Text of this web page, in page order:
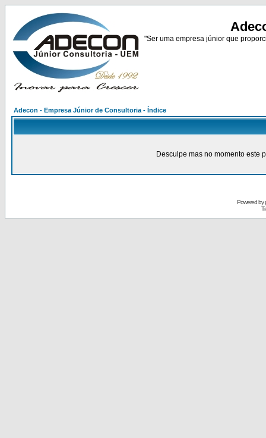
"Ser uma empresa júnior que
Adecon - Empresa Júnior de Consultoria - Índice
Desculpe mas no momento este
Powered by